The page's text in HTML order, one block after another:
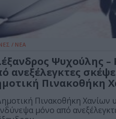
/ ΝΕΑ
Ψυχούλης –
ανεξέλεγκτες
Πινακοθήκη
Πινακοθήκη Χανίων
μόνο από